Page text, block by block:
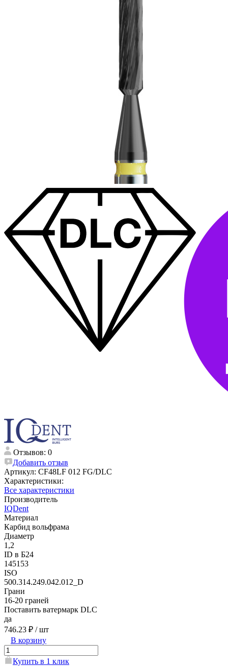
Отзывов: 0
Добавить отзыв
Артикул: CF48LF 012 FG/DLC
Характеристики:
Все характеристики
Производитель
IQDent
Материал
Карбид вольфрама
Диаметр
1,2
ID в Б24
145153
ISO
500.314.249.042.012_D
Грани
16-20 граней
Поставить ватермарк DLC
да
746.23 ₽ / шт
В корзину
Купить в 1 клик